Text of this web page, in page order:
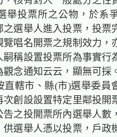
舉投票所之公物，於系
之選舉人進入投票，投票
覽唱名開票之規制效力，
嗣稱設置投票所為事實行
念通知云云，顯無可採
直轄市、縣(市)選舉委員
次創設設置特定里鄰投開
之投開票所內選舉人數
選舉人憑以投票，戶政